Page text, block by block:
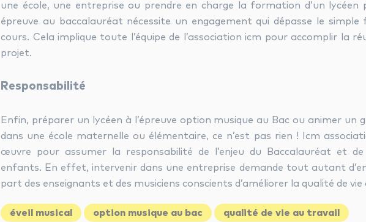
une école, une entreprise ou prendre en charge la formation d’un lycéen
épreuve au baccalauréat nécessite un engagement qui dépasse le simple
cours. Cela implique toute l’équipe de l’association icm pour accomplir la
projet.
Responsabilité
Enfin, préparer un lycéen à l’épreuve option musique au Bac ou animer un
dans une école maternelle ou élémentaire, ce n’est pas rien ! Icm
œuvre pour assumer la responsabilité de l’enjeu du Baccalauréat et
enfants. En effet, intervenir dans une entreprise demande tout autant
part des enseignants et des musiciens conscients d’améliorer la qualité de
éveil musical option musique au bac qualité de vie au travail